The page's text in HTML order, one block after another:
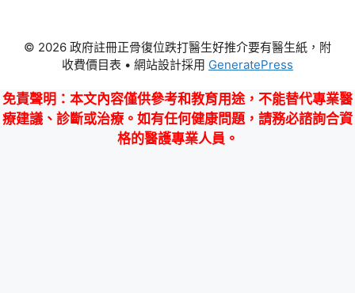
© 2026 政府註冊正骨復位跌打醫生好推介要有醫生紙，附
收費價目表 • 網站設計採用 GeneratePress
免責聲明 ：本文內容僅供參考和教育用途，不能替代專業醫
療建議、診斷或治療。如有任何健康問題，請務必諮詢合資
格的醫護專業人員。